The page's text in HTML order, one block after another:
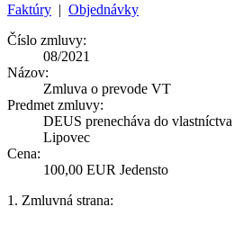
Faktúry | Objednávky
Číslo zmluvy:
08/2021
Názov:
Zmluva o prevode VT
Predmet zmluvy:
DEUS prenecháva do
Lipovec
Cena:
100,00 EUR Jedensto
1. Zmluvná strana: